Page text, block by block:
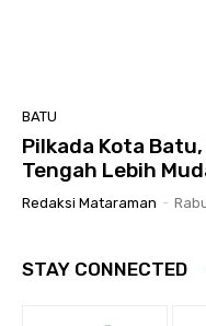
BATU
Pilkada Kota Batu,
Tengah Lebih
Redaksi Mataraman -
STAY CONNECTED